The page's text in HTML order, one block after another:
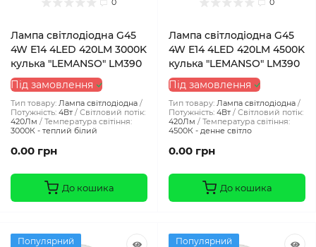
0
Лампа світлодіодна G45
4W E14 4LED 420LM 3000K
кулька "LEMANSO" LM390
Під замовлення
Тип товару: Лампа світлодіодна
Потужність: 4Вт
Світловий потік:
420Лм
Температура світіння:
3000К - теплий білий
0.00 грн
До кошика
0
Лампа світлодіодна G45
4W E14 4LED 420LM 4500K
кулька "LEMANSO" LM390
Під замовлення
Тип товару: Лампа світлодіодна
Потужність: 4Вт
Світловий потік:
420Лм
Температура світіння:
4500К - денне світло
0.00 грн
До кошика
Популярний Популярний